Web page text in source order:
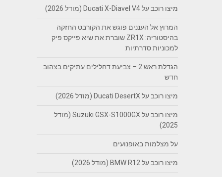
מיצו רוכב על Ducati X-Diavel V4 (מודל 2026)
המרוץ אל העננים פוגש את הקורבט החזקה
בהיסטוריה: ZR1X שוברת את שיא פייקס פיק
למכוניות סדרתיות
הגדלת ראש 2 – צביעת דחלילים עתיקים בצהוב
חדש
מיצו רוכב על Ducati DesertX (מודל 2026)
מיצו רוכב על Suzuki GSX-S1000GX (מודל
2025)
על מצלמות באופנועים
מיצו רוכב על BMW R12 (מודל 2026)